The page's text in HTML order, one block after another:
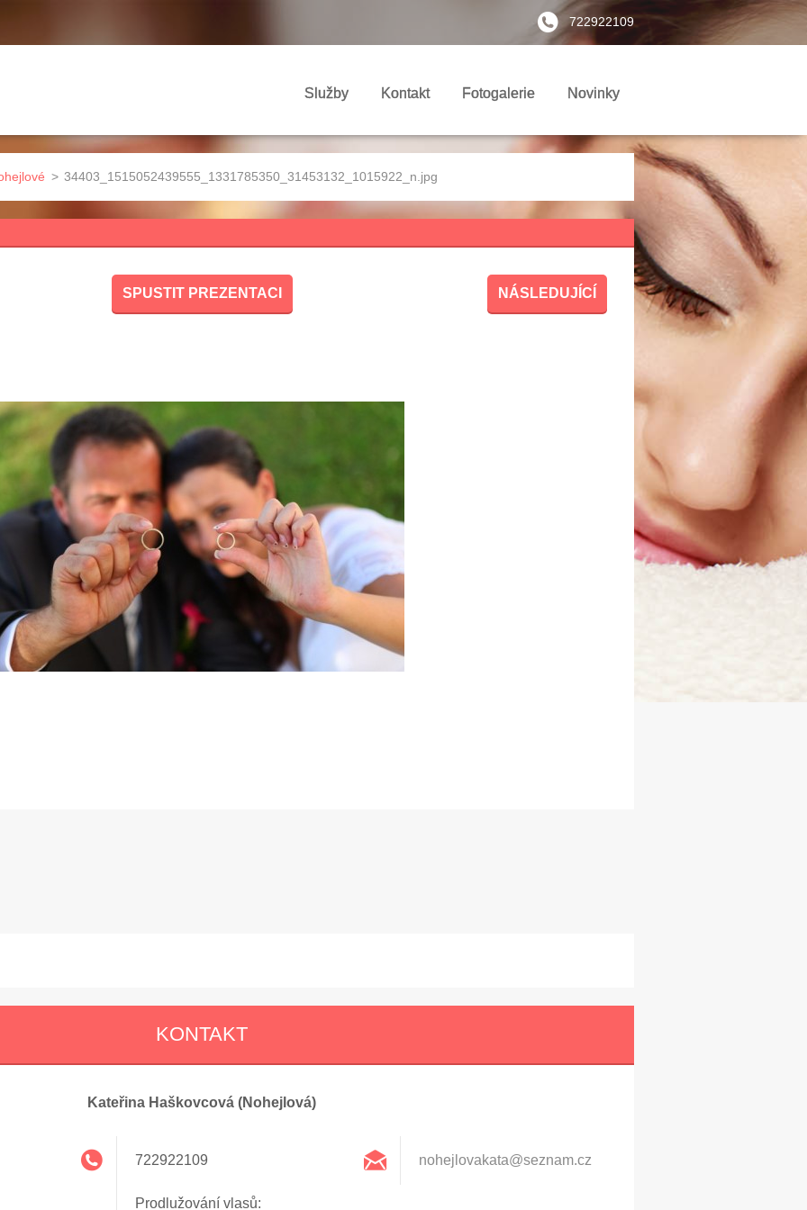
722922109
Služby Kontakt Fotogalerie Novinky
> 34403_1515052439555_1331785350_31453132_1015922_n.jpg
SPUSTIT PREZENTACI NÁSLEDUJÍCÍ
KONTAKT
Kateřina Haškovcová (Nohejlová)
722922109
Prodlužování vlasů:
nohejlovakata@seznam.cz